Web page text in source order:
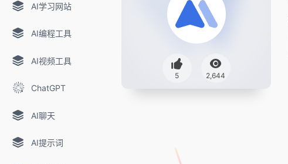
AI学习网站
AI编程工具
AI视频工具
ChatGPT
AI聊天
AI提示词
5 2,644